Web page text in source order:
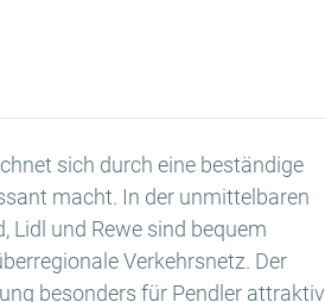
sich durch eine beständige
macht. In der unmittelbaren
Lidl und Rewe sind bequem
Verkehrsnetz. Der
besonders für Pendler attraktiv